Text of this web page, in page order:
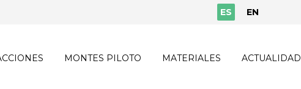
ES EN
MONTES PILOTO MATERIALES ACTUALIDAD